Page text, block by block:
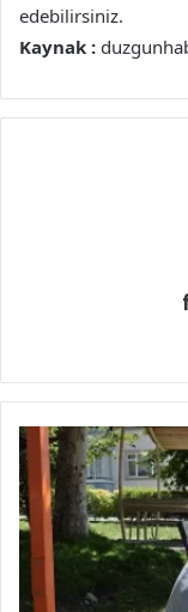
edebilirsiniz.
Kaynak :